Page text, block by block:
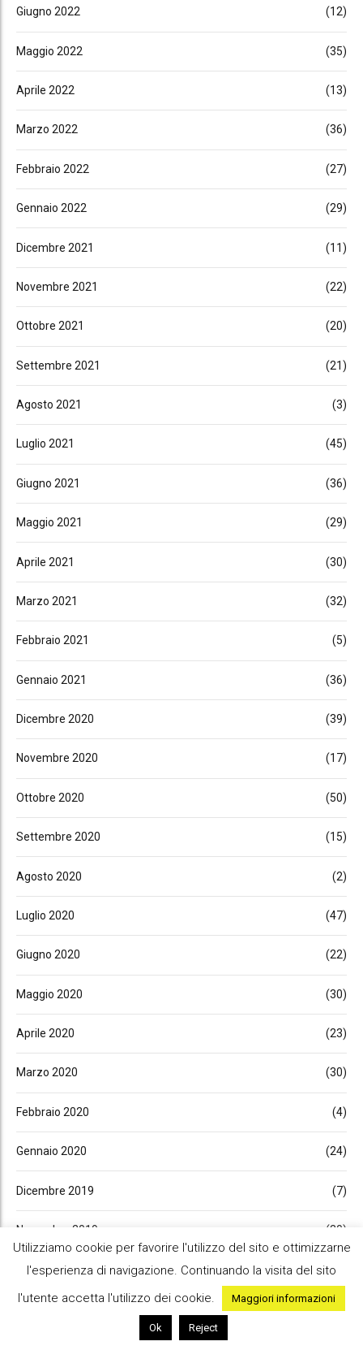
Giugno 2022 (12)
Maggio 2022 (35)
Aprile 2022 (13)
Marzo 2022 (36)
Febbraio 2022 (27)
Gennaio 2022 (29)
Dicembre 2021 (11)
Novembre 2021 (22)
Ottobre 2021 (20)
Settembre 2021 (21)
Agosto 2021 (3)
Luglio 2021 (45)
Giugno 2021 (36)
Maggio 2021 (29)
Aprile 2021 (30)
Marzo 2021 (32)
Febbraio 2021 (5)
Gennaio 2021 (36)
Dicembre 2020 (39)
Novembre 2020 (17)
Ottobre 2020 (50)
Settembre 2020 (15)
Agosto 2020 (2)
Luglio 2020 (47)
Giugno 2020 (22)
Maggio 2020 (30)
Aprile 2020 (23)
Marzo 2020 (30)
Febbraio 2020 (4)
Gennaio 2020 (24)
Dicembre 2019 (7)
Novembre 2019 (20)
Ottobre 2019 (10)
(29)
Utilizziamo cookie per favorire l'utilizzo del sito e ottimizzarne
l'esperienza di navigazione. Continuando la visita del sito
l'utente accetta l'utilizzo dei cookie.
Maggiori informazioni
Ok Reject